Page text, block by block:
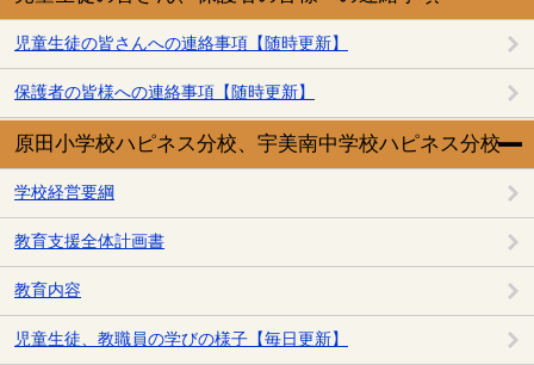
児童生徒の皆さんへの連絡事項【随時更新】
保護者の皆様への連絡事項【随時更新】
原田小学校ハピネス分校、宇美南中学校ハピネス分校
学校経営要綱
教育支援全体計画書
教育内容
児童生徒、教職員の学びの様子【毎日更新】